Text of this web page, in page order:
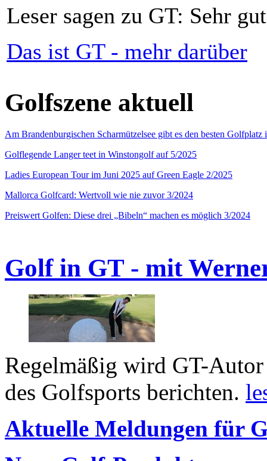
Leser sagen zu GT: Sehr
Das ist GT - mehr darüber
Golfszene aktuell
Am Brandenburgischen Scharmützelsee gibt es den besten
Golflegende Langer teet in Winstongolf auf 5/2025
Ladies European Tour im Juni 2025 auf Green Eagle 2/2025
Mallorca Golfcard: Wertvoll wie nie zuvor 3/2024
Preiswert Golfen: Diese drei „Bibeln“ machen es möglich 3/2024
Golf in GT - mit
Regelmäßig wird GT-
des Golfsports berichten.
Aktuelle Meldungen für